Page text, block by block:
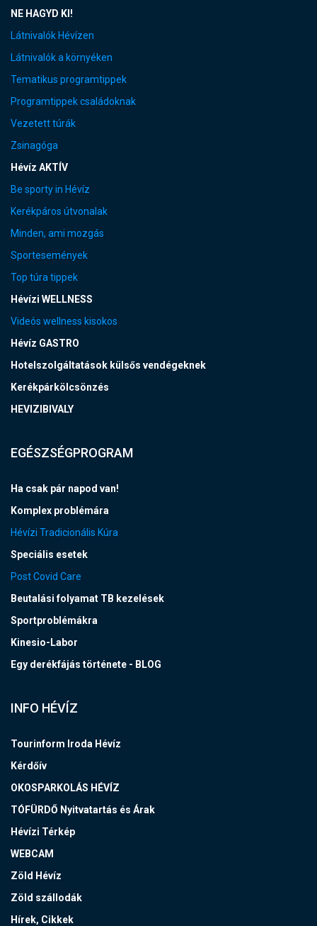
NE HAGYD KI!
Látnivalók Hévízen
Látnivalók a környéken
Tematikus programtippek
Programtippek családoknak
Vezetett túrák
Zsinagóga
Hévíz AKTÍV
Be sporty in Hévíz
Kerékpáros útvonalak
Minden, ami mozgás
Sportesemények
Top túra tippek
Hévízi WELLNESS
Videós wellness kisokos
Hévíz GASTRO
Hotelszolgáltatások külsős vendégeknek
Kerékpárkölcsönzés
HEVIZIBIVALY
EGÉSZSÉGPROGRAM
Ha csak pár napod van!
Komplex problémára
Hévízi Tradicionális Kúra
Speciális esetek
Post Covid Care
Beutalási folyamat TB kezelések
Sportproblémákra
Kinesio-Labor
Egy derékfájás története - BLOG
INFO HÉVÍZ
Tourinform Iroda Hévíz
Kérdőív
OKOSPARKOLÁS HÉVÍZ
TÓFÜRDŐ Nyitvatartás és Árak
Hévízi Térkép
WEBCAM
Zöld Hévíz
Zöld szállodák
Hírek, Cikkek